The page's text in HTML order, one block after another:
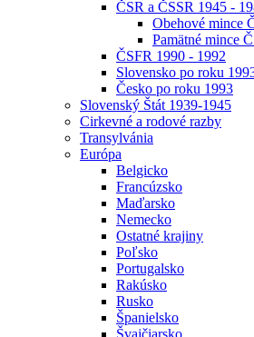
ČSR a ČSSR 1945 -
Obehové mince
Pamätné mince
ČSFR 1990 - 1992
Slovensko po roku
Česko po roku 1993
Slovenský Štát 1939-1945
Cirkevné a rodové razby
Transylvánia
Európa
Belgicko
Francúzsko
Maďarsko
Nemecko
Ostatné krajiny
Poľsko
Portugalsko
Rakúsko
Rusko
Španielsko
Švajčiarsko